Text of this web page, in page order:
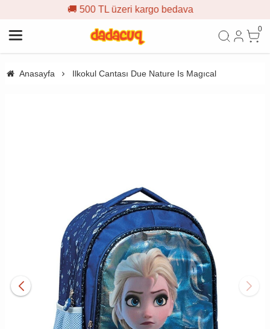
TL üzeri kargo bedava
0
Anasayfa Ilkokul Cantası Due Nature Is Magıcal